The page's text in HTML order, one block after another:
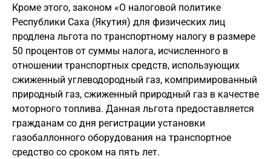
Кроме этого, законом «О налоговой политике
Республики Саха (Якутия) для физических лиц
продлена льгота по транспортному налогу в размере
50 процентов от суммы налога, исчисленного в
отношении транспортных средств, использующих
сжиженный углеводородный газ, компримированный
природный газ, сжиженный природный газ в качестве
моторного топлива. Данная льгота предоставляется
гражданам со дня регистрации установки
газобаллонного оборудования на транспортное
средство со сроком на пять лет.